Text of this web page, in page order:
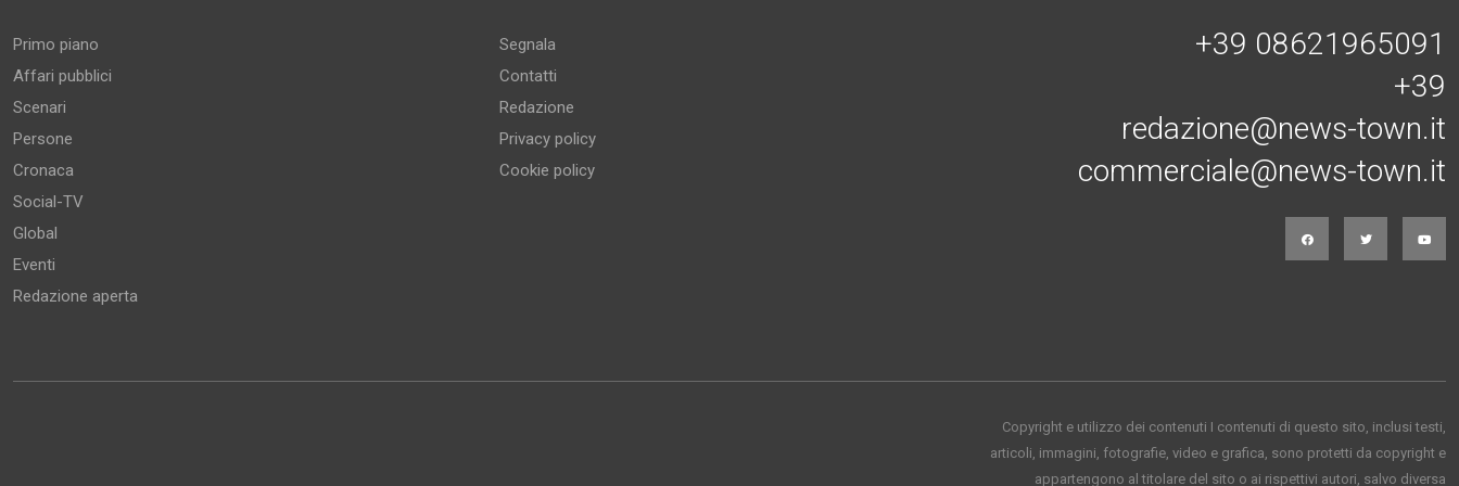
Primo piano
Affari pubblici
Scenari
Persone
Cronaca
Social-TV
Global
Eventi
Redazione aperta
Segnala
Contatti
Redazione
Privacy policy
Cookie policy
+39 08621965091
+39
redazione@news-town.it
commerciale@news-town.it
Copyright e utilizzo dei contenuti I contenuti di questo sito, inclusi testi,
articoli, immagini, fotografie, video e grafica, sono protetti da copyright e
appartengono al titolare del sito o ai rispettivi autori, salvo diversa